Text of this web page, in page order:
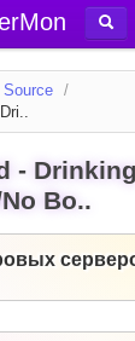
Source /
-
Bo..